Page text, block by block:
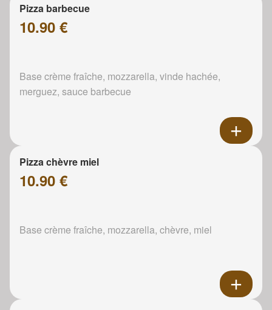
Pizza barbecue
10.90 €
Base crème fraîche, mozzarella, vinde hachée,
merguez, sauce barbecue
Pizza chèvre miel
10.90 €
Base crème fraîche, mozzarella, chèvre, miel